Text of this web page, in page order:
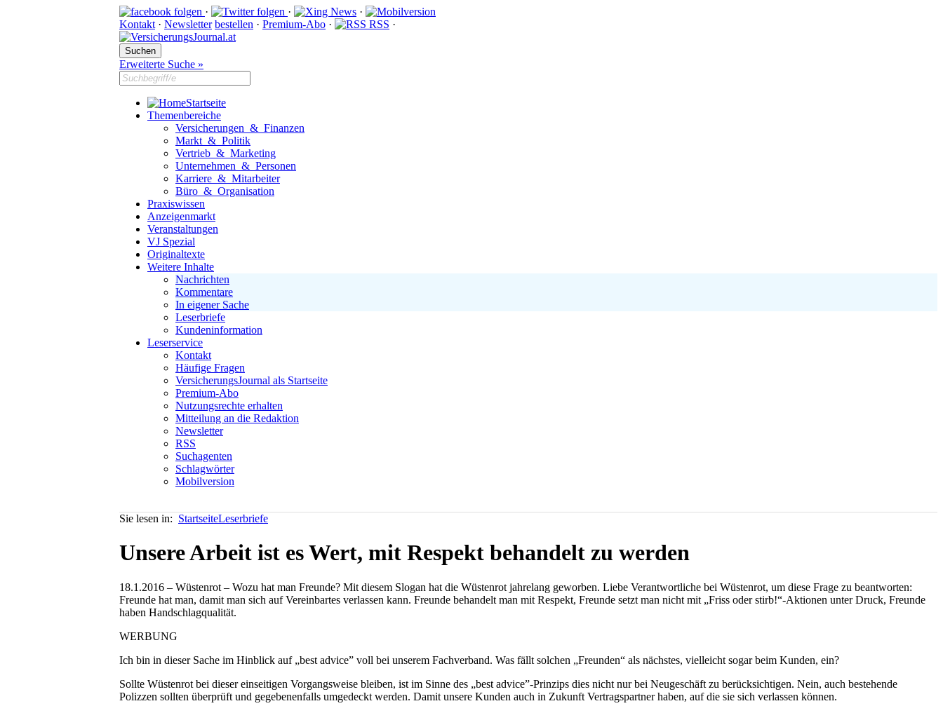
· ·
·
Kontakt · Newsletter bestellen · Premium-Abo · RSS ·
Erweiterte Suche »
Startseite
Themenbereiche
Versicherungen & Finanzen
Markt & Politik
Vertrieb & Marketing
Unternehmen & Personen
Karriere & Mitarbeiter
Büro & Organisation
Praxiswissen
Anzeigenmarkt
Veranstaltungen
VJ Spezial
Originaltexte
Weitere Inhalte
Nachrichten
Kommentare
In eigener Sache
Leserbriefe
Kundeninformation
Leserservice
Kontakt
Häufige Fragen
VersicherungsJournal als Startseite
Premium-Abo
Nutzungsrechte erhalten
Mitteilung an die Redaktion
Newsletter
RSS
Suchagenten
Schlagwörter
Mobilversion
Sie lesen in: StartseiteLeserbriefe
Unsere Arbeit ist es Wert, mit Respekt behandelt zu werden
18.1.2016 – Wüstenrot – Wozu hat man Freunde? Mit diesem Slogan hat die Wüstenrot jahrelang geworben. Liebe Verantwortliche bei Wüstenrot, um diese Frage zu beantworten:
Freunde hat man, damit man sich auf Vereinbartes verlassen kann. Freunde behandelt man mit Respekt, Freunde setzt man nicht mit „Friss oder stirb!“-Aktionen unter Druck, Freunde
haben Handschlagqualität.
WERBUNG
Ich bin in dieser Sache im Hinblick auf „best advice” voll bei unserem Fachverband. Was fällt solchen „Freunden“ als nächstes, vielleicht sogar beim Kunden, ein?
Sollte Wüstenrot bei dieser einseitigen Vorgangsweise bleiben, ist im Sinne des „best advice”-Prinzips dies nicht nur bei Neugeschäft zu berücksichtigen. Nein, auch bestehende
Polizzen sollten überprüft und gegebenenfalls umgedeckt werden. Damit unsere Kunden auch in Zukunft Vertragspartner haben, auf die sie sich verlassen können.